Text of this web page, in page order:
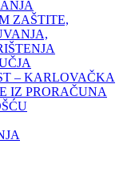
ZAŠTITE,
– KARLOVAČKA
IZ PRORAČUNA